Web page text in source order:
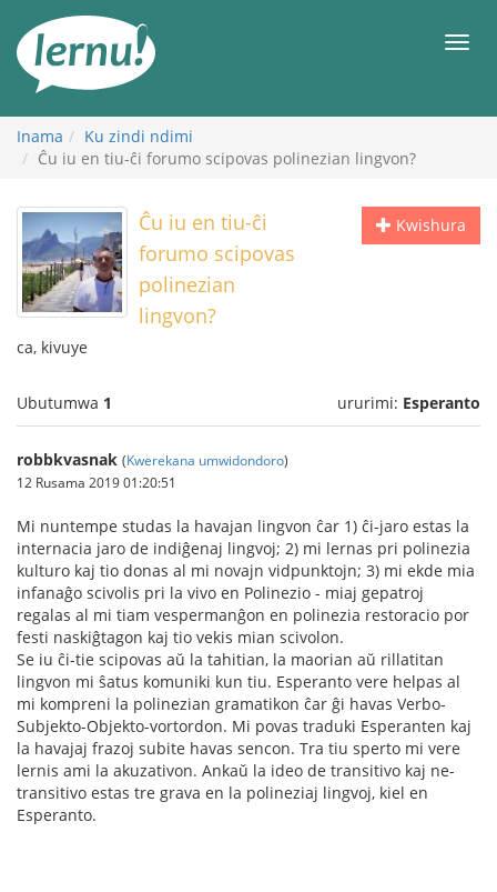
rupapuro
rw'ibirimwo
Inama
Ku zindi ndimi
Ĉu iu en tiu-ĉi forumo scipovas polinezian lingvon?
Kwishura
Ĉu iu en tiu-ĉi
forumo scipovas
polinezian
lingvon?
ca, kivuye
Ubutumwa 1 ururimi: Esperanto
robbkvasnak (Kwerekana umwidondoro)
12 Rusama 2019 01:20:51
Mi nuntempe studas la havajan lingvon ĉar 1) ĉi-jaro estas la
internacia jaro de indiĝenaj lingvoj; 2) mi lernas pri polinezia
kulturo kaj tio donas al mi novajn vidpunktojn; 3) mi ekde mia
infanaĝo scivolis pri la vivo en Polinezio - miaj gepatroj
regalas al mi tiam vespermanĝon en polinezia restoracio por
festi naskiĝtagon kaj tio vekis mian scivolon.
Se iu ĉi-tie scipovas aŭ la tahitian, la maorian aŭ rillatitan
lingvon mi ŝatus komuniki kun tiu. Esperanto vere helpas al
mi kompreni la polinezian gramatikon ĉar ĝi havas Verbo-
Subjekto-Objekto-vortordon. Mi povas traduki Esperanten kaj
la havajaj frazoj subite havas sencon. Tra tiu sperto mi vere
lernis ami la akuzativon. Ankaŭ la ideo de transitivo kaj ne-
transitivo estas tre grava en la polineziaj lingvoj, kiel en
Esperanto.